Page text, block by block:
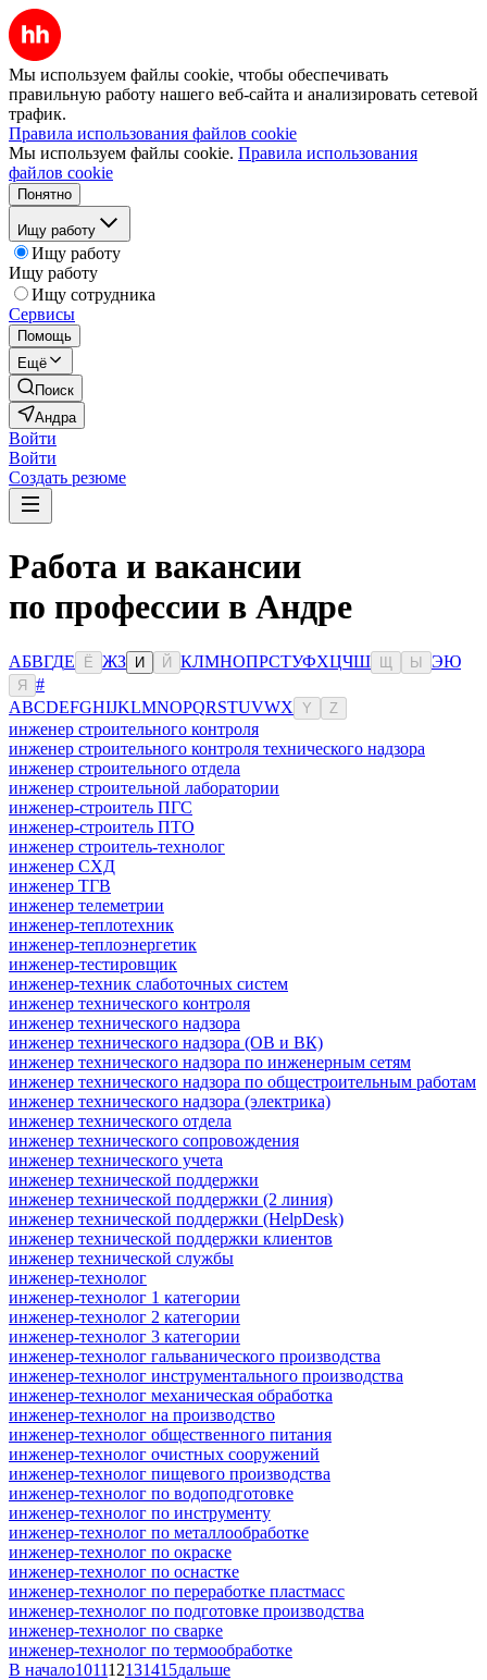
Мы используем файлы cookie, чтобы обеспечивать
правильную работу нашего веб-сайта и анализировать сетевой
трафик.
Правила использования файлов cookie
Мы используем файлы cookie. Правила использования
файлов cookie
Понятно
Ищу работу
Ищу работу
Ищу работу
Ищу сотрудника
Сервисы
Помощь
Ещё
Поиск
Андра
Войти
Войти
Создать резюме
Работа и вакансии
по профессии в Андре
АБВГДЕ Ё ЖЗ И Й КЛМНОПРСТУФХЦЧШ Ы ЭЮ
Я
#
ABCDEFGHIJKLMNOPQRSTUVWX Y Z
инженер строительного контроля
инженер строительного контроля технического надзора
инженер строительного отдела
инженер строительной лаборатории
инженер-строитель ПГС
инженер-строитель ПТО
инженер строитель-технолог
инженер СХД
инженер ТГВ
инженер телеметрии
инженер-теплотехник
инженер-теплоэнергетик
инженер-тестировщик
инженер-техник слаботочных систем
инженер технического контроля
инженер технического надзора
инженер технического надзора (ОВ и ВК)
инженер технического надзора по инженерным сетям
инженер технического надзора по общестроительным работам
инженер технического надзора (электрика)
инженер технического отдела
инженер технического сопровождения
инженер технического учета
инженер технической поддержки
инженер технической поддержки (2 линия)
инженер технической поддержки (HelpDesk)
инженер технической поддержки клиентов
инженер технической службы
инженер-технолог
инженер-технолог 1 категории
инженер-технолог 2 категории
инженер-технолог 3 категории
инженер-технолог гальванического производства
инженер-технолог инструментального производства
инженер-технолог механическая обработка
инженер-технолог на производство
инженер-технолог общественного питания
инженер-технолог очистных сооружений
инженер-технолог пищевого производства
инженер-технолог по водоподготовке
инженер-технолог по инструменту
инженер-технолог по металлообработке
инженер-технолог по окраске
инженер-технолог по оснастке
инженер-технолог по переработке пластмасс
инженер-технолог по подготовке производства
инженер-технолог по сварке
инженер-технолог по термообработке
В начало101112131415дальше